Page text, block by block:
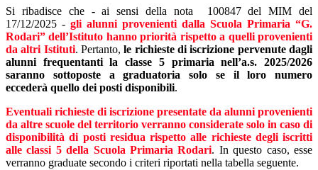
Si ribadisce che - ai sensi della nota 100847 del MIM del
17/12/2025 - gli alunni provenienti dalla Scuola Primaria “G.
Rodari” dell’Istituto hanno priorità rispetto a quelli provenienti
da altri Istituti. Pertanto,le richieste di iscrizione pervenute dagli
alunni frequentanti la classe 5 primaria nell’a.s. 2025/2026
saranno sottoposte a graduatoria solo se il loro numero
eccederà quello dei posti disponibili.
Eventuali richieste di iscrizione presentate da alunni provenienti
da altre scuole del territorio verranno considerate solo in caso di
disponibilità di posti residua rispetto alle richieste degli iscritti
alle classi 5 della Scuola Primaria Rodari. In questo caso, esse
verranno graduate secondo i criteri riportati nella tabella seguente.